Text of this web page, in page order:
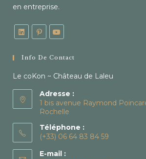
en entreprise.
Info De Contact
Le coKon ~ Château de Laleu
Adresse :
1 bis avenue Raymond
Rochelle
Téléphone :
(+33) 06 64 83 84 59
E-mail :